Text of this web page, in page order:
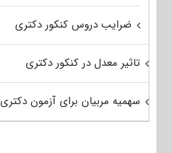
ضرایب دروس کنکور دکتری
تاثیر معدل در کنکور دکتری
سهمیه مربیان برای آزمون دکتری